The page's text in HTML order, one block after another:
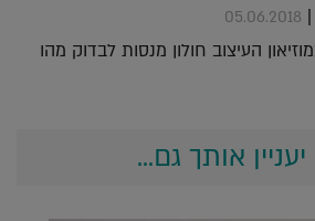
05.06.2018
העיצוב חולון מנסות לבדוק מהו
יעניין אותך גם...